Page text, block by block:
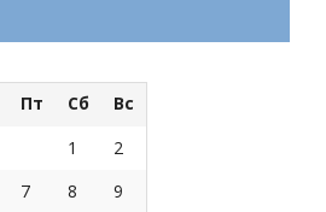
Пт Сб
Вс
1
2
7 8
9